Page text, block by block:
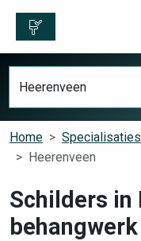
Home Specialisaties
Heerenveen
Schilders in
behangwerk